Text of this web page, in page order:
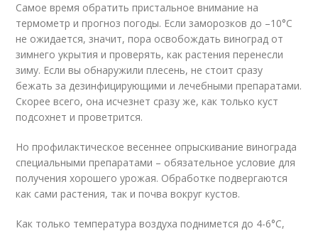
Самое время обратить пристальное внимание на
термометр и прогноз погоды. Если заморозков до –10°С
не ожидается, значит, пора освобождать виноград от
зимнего укрытия и проверять, как растения перенесли
зиму. Если вы обнаружили плесень, не стоит сразу
бежать за дезинфицирующими и лечебными препаратами.
Скорее всего, она исчезнет сразу же, как только куст
подсохнет и проветрится.
Но профилактическое весеннее опрыскивание винограда
специальными препаратами – обязательное условие для
получения хорошего урожая. Обработке подвергаются
как сами растения, так и почва вокруг кустов.
Как только температура воздуха поднимется до 4-6°С,